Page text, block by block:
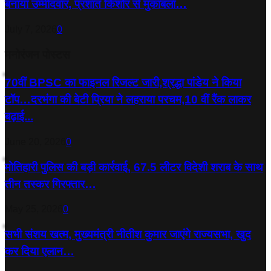
बनाया उम्मीदवार, प्रशांत किशोर से मुकाबला…
0
70वीं BPSC का फाइनल रिजल्ट जारी,श्रद्धा पांडेय ने किया
टॉप…दरभंगा की बेटी प्रिया ने लहराया परचम,10 वीं रैंक लाकर
बढ़ाई...
0
मोतिहारी पुलिस की बड़ी कार्रवाई, 67.5 लीटर विदेशी शराब के साथ
तीन तस्कर गिरफ्तार…
0
सभी संशय खत्म, मुख्यमंत्री नीतीश कुमार जाएंगे राज्यसभा, खुद
कर दिया एलान…